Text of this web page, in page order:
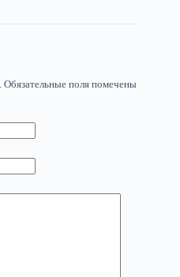
Обязательные поля помечены